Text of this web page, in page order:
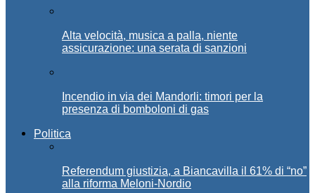
Alta velocità, musica a palla, niente
assicurazione: una serata di sanzioni
Incendio in via dei Mandorli: timori per la
presenza di bomboloni di gas
Politica
Referendum giustizia, a Biancavilla il 61% di “no”
alla riforma Meloni-Nordio